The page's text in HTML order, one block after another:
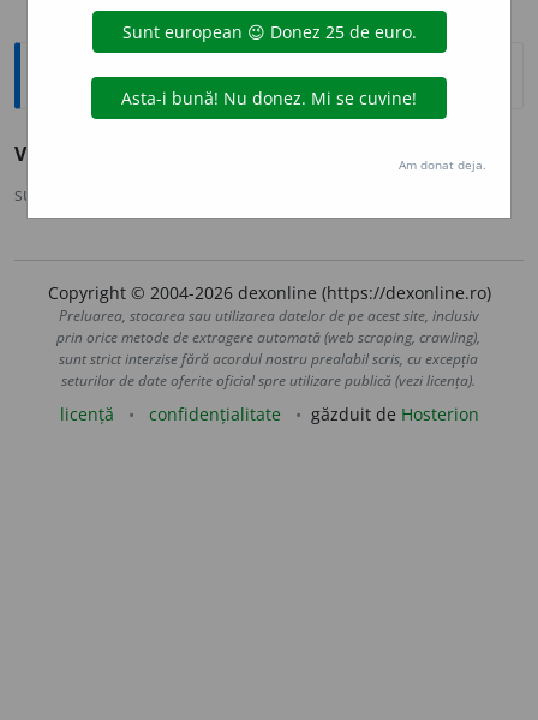
Sinonime
VEX
sursa:
Copyright © 2004-2026 dexonline (https://dexonline.ro)
Preluarea, stocarea sau utilizarea datelor de pe acest site, inclusiv
prin orice metode de extragere automată (web scraping, crawling),
sunt strict interzise fără acordul nostru prealabil scris, cu excepția
seturilor de date oferite oficial spre utilizare publică (vezi licența).
licență confidențialitate găzduit de Hosterion
Am donat deja.